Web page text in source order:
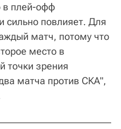
в плей-офф
сильно повлияет. Для
матч, потому что
место в
точки зрения
матча против СКА",